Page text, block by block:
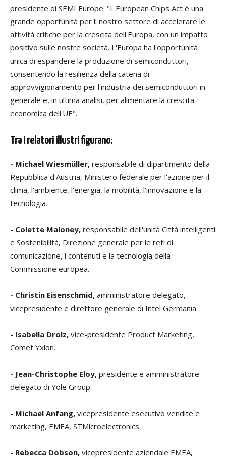
presidente di SEMI Europe. "L'European Chips Act è una
grande opportunità per il nostro settore di accelerare le
attività critiche per la crescita dell'Europa, con un impatto
positivo sulle nostre società. L'Europa ha l'opportunità
unica di espandere la produzione di semiconduttori,
consentendo la resilienza della catena di
approvvigionamento per l'industria dei semiconduttori in
generale e, in ultima analisi, per alimentare la crescita
economica dell'UE".
Tra i relatori illustri figurano:
- Michael Wiesmüller, responsabile di dipartimento della
Repubblica d'Austria, Ministero federale per l'azione per il
clima, l'ambiente, l'energia, la mobilità, l'innovazione e la
tecnologia.
- Colette Maloney, responsabile dell'unità Città intelligenti
e Sostenibilità, Direzione generale per le reti di
comunicazione, i contenuti e la tecnologia della
Commissione europea.
- Christin Eisenschmid, amministratore delegato,
vicepresidente e direttore generale di Intel Germania.
- Isabella Drolz, vice-presidente Product Marketing,
Comet Yxlon.
- Jean-Christophe Eloy, presidente e amministratore
delegato di Yole Group.
- Michael Anfang, vicepresidente esecutivo vendite e
marketing, EMEA, STMicroelectronics.
- Rebecca Dobson, vicepresidente aziendale EMEA,